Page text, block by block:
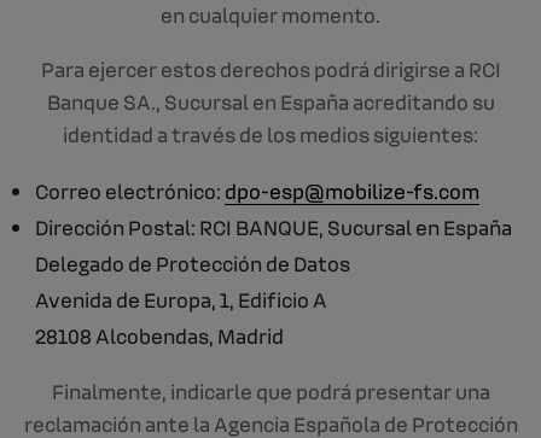
en cualquier momento.
Para ejercer estos derechos podrá dirigirse a RCI
Banque SA., Sucursal en España acreditando su
identidad a través de los medios siguientes:
Correo electrónico: dpo-esp@mobilize-fs.com
Dirección Postal: RCI BANQUE, Sucursal en España
Delegado de Protección de Datos
Avenida de Europa, 1, Edificio A
28108 Alcobendas, Madrid
Finalmente, indicarle que podrá presentar una
reclamación ante la Agencia Española de Protección